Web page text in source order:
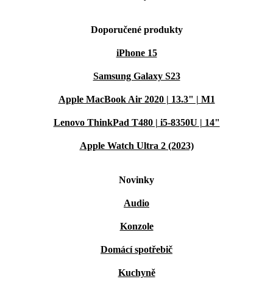
Doporučené produkty
iPhone 15
Samsung Galaxy S23
Apple MacBook Air 2020 | 13.3" | M1
Lenovo ThinkPad T480 | i5-8350U | 14"
Apple Watch Ultra 2 (2023)
Novinky
Audio
Konzole
Domácí spotřebič
Kuchyně